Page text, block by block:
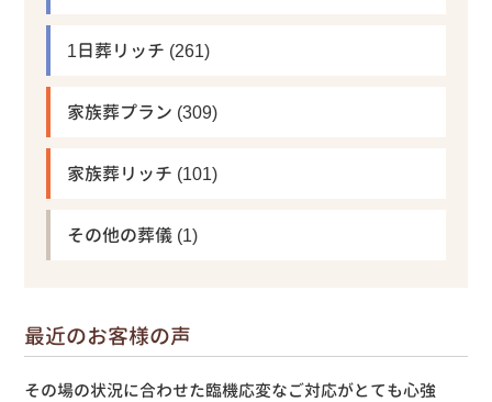
1日葬リッチ (261)
家族葬プラン (309)
家族葬リッチ (101)
その他の葬儀 (1)
最近のお客様の声
その場の状況に合わせた臨機応変なご対応がとても心強